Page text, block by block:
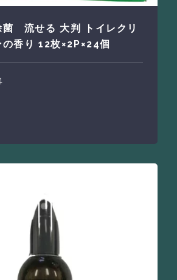
菌 流せる 大判 トイレクリ
の香り 12枚×2P×24個